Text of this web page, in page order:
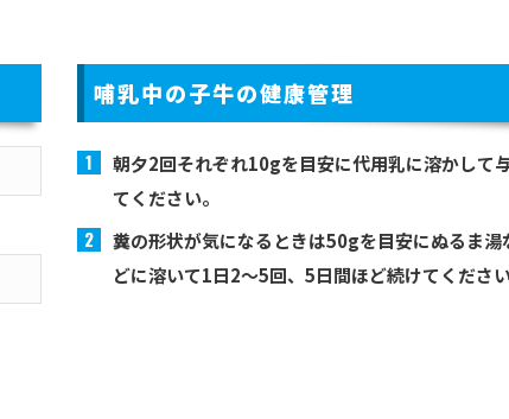
哺乳中の子牛の健康管理
朝夕2回それぞれ10gを目安に代用乳に溶かして
てください。
糞の形状が気になるときは50gを目安にぬるま湯
どに溶いて1日2～5回、5日間ほど続けてください